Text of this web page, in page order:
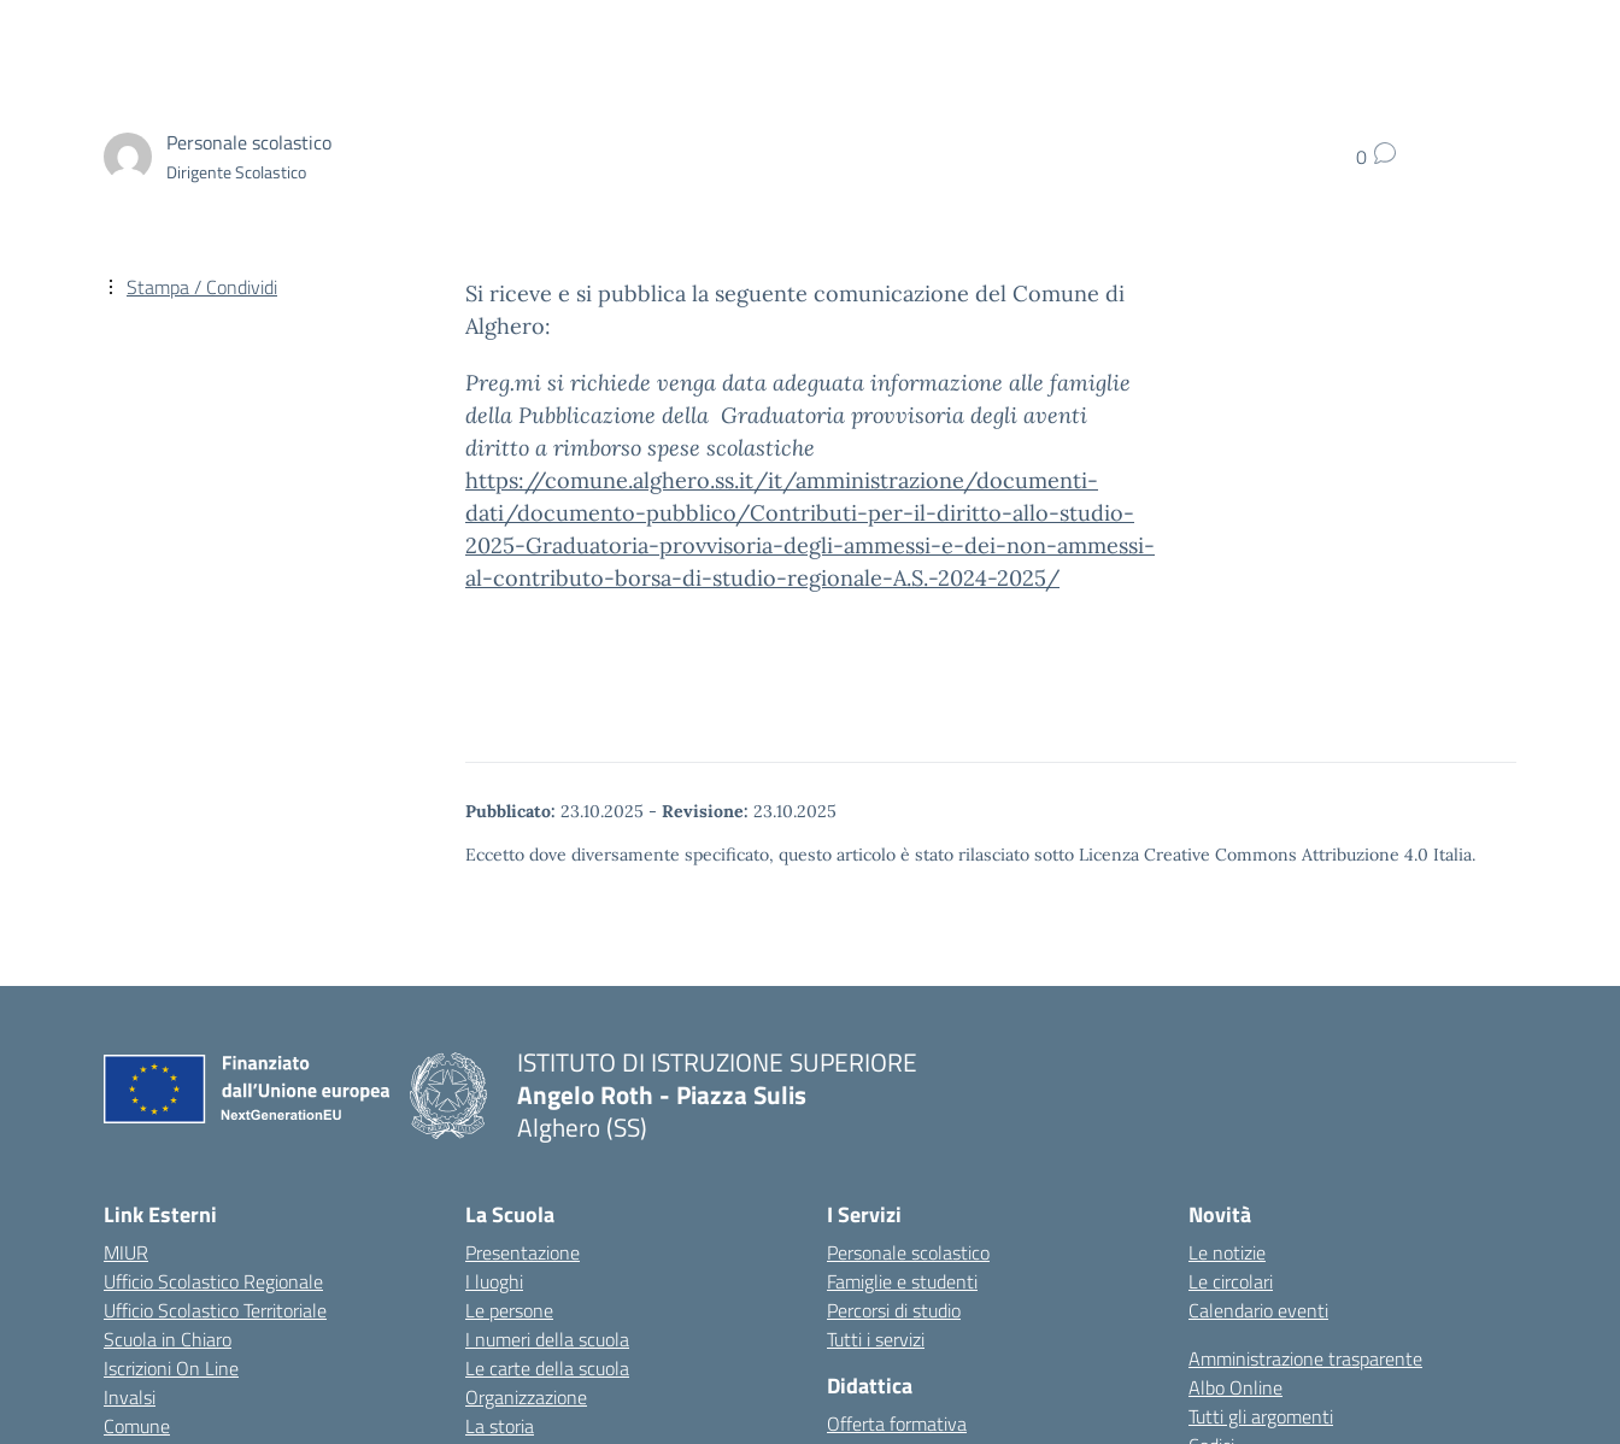
Personale scolastico
Dirigente Scolastico 0
Si riceve e si pubblica la seguente comunicazione del Comune di
Alghero:
Preg.mi si richiede venga data adeguata informazione alle famiglie
della Pubblicazione della Graduatoria provvisoria degli aventi
diritto a rimborso spese scolastiche
https://comune.alghero.ss.it/it/amministrazione/documenti-
dati/documento-pubblico/Contributi-per-il-diritto-allo-studio-
2025-Graduatoria-provvisoria-degli-ammessi-e-dei-non-ammessi-
al-contributo-borsa-di-studio-regionale-A.S.-2024-2025/
Pubblicato: 23.10.2025 - Revisione: 23.10.2025
Eccetto dove diversamente specificato, questo articolo è stato rilasciato sotto Licenza Creative Commons Attribuzione 4.0 Italia.
Stampa / Condividi
ISTITUTO DI ISTRUZIONE SUPERIORE
Angelo Roth - Piazza Sulis
Alghero (SS)
Link Esterni
MIUR
Ufficio Scolastico Regionale
Ufficio Scolastico Territoriale
Scuola in Chiaro
Iscrizioni On Line
Invalsi
Comune
La Scuola
Presentazione
I luoghi
Le persone
I numeri della scuola
Le carte della scuola
Organizzazione
La storia
I Servizi
Personale scolastico
Famiglie e studenti
Percorsi di studio
Tutti i servizi
Didattica
Offerta formativa
Novità
Le notizie
Le circolari
Calendario eventi
Amministrazione trasparente
Albo Online
Tutti gli argomenti